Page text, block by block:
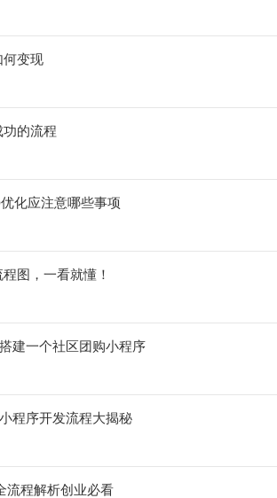
何变现
功的流程
化应注意哪些事项
图，一看就懂！
建一个社区团购小程序
程序开发流程大揭秘
流程解析️创业必看